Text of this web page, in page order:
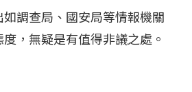
調查局、國安局等情報機關
，無疑是有值得非議之處。